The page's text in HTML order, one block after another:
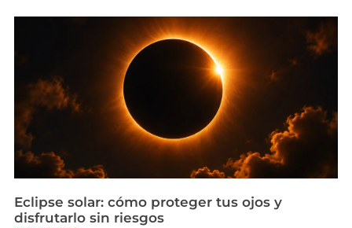
Eclipse solar: cómo proteger tus ojos y
disfrutarlo sin riesgos